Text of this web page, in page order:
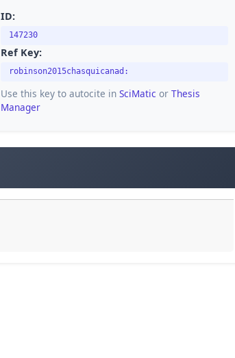
ID:
147230
Ref Key:
robinson2015chasquicanad:
Use this key to autocite in SciMatic or Thesis
Manager